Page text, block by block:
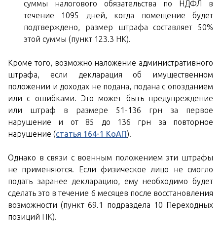
суммы налогового обязательства по НДФЛ в
течение 1095 дней, когда помещение будет
подтверждено, размер штрафа составляет 50%
этой суммы (пункт 123.3 НК).
Кроме того, возможно наложение административного
штрафа, если декларация об имущественном
положении и доходах не подана, подана с опозданием
или с ошибками. Это может быть предупреждение
или штраф в размере 51-136 грн за первое
нарушение и от 85 до 136 грн за повторное
нарушение (статья 164-1 КоАП).
Однако в связи с военным положением эти штрафы
не применяются. Если физическое лицо не смогло
подать заранее декларацию, ему необходимо будет
сделать это в течение 6 месяцев после восстановления
возможности (пункт 69.1 подраздела 10 Переходных
позиций ПК).